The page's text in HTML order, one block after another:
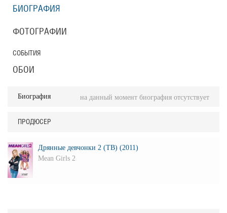
БИОГРАФИЯ
ФОТОГРАФИИ
СОБЫТИЯ
ОБОИ
Биография на данный момент биография отсутствует
ПРОДЮСЕР
Дрянные девчонки 2 (ТВ) (2011)
Mean Girls 2